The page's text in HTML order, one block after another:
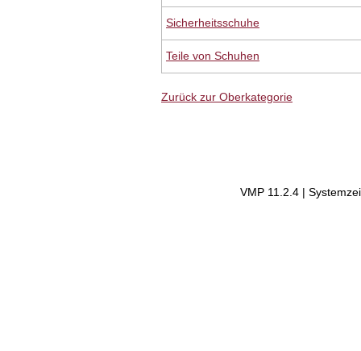
Sicherheitsschuhe
Teile von Schuhen
Zurück zur Oberkategorie
VMP 11.2.4 |